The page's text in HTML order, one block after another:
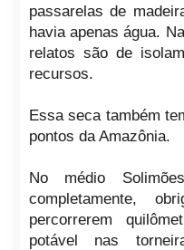
passarelas de
havia apenas água.
relatos são de
recursos.
Essa seca também
pontos da Amazônia.
No médio
completamente,
percorrerem
potável nas